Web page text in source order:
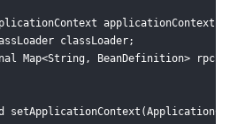
applicationContext;
classLoader;
Map<String, BeanDefinition>